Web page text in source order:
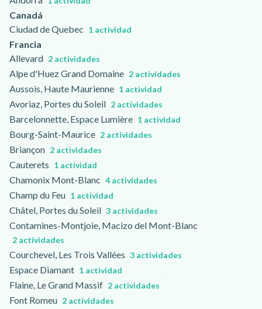
Canadá
Ciudad de Quebec 1 actividad
Francia
Allevard 2 actividades
Alpe d'Huez Grand Domaine 2 actividades
Aussois, Haute Maurienne 1 actividad
Avoriaz, Portes du Soleil 2 actividades
Barcelonnette, Espace Lumière 1 actividad
Bourg-Saint-Maurice 2 actividades
Briançon 2 actividades
Cauterets 1 actividad
Chamonix Mont-Blanc 4 actividades
Champ du Feu 1 actividad
Châtel, Portes du Soleil 3 actividades
Contamines-Montjoie, Macizo del Mont-Blanc
2 actividades
Courchevel, Les Trois Vallées 3 actividades
Espace Diamant 1 actividad
Flaine, Le Grand Massif 2 actividades
Font Romeu 2 actividades